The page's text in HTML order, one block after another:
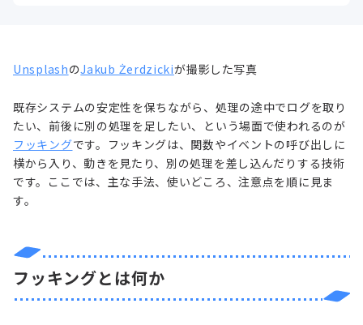
UnsplashのJakub Żerdzickiが撮影した写真
既存システムの安定性を保ちながら、処理の途中でログを取り
たい、前後に別の処理を足したい、という場面で使われるのが
フッキングです。フッキングは、関数やイベントの呼び出しに
横から入り、動きを見たり、別の処理を差し込んだりする技術
です。ここでは、主な手法、使いどころ、注意点を順に見ま
す。
フッキングとは何か